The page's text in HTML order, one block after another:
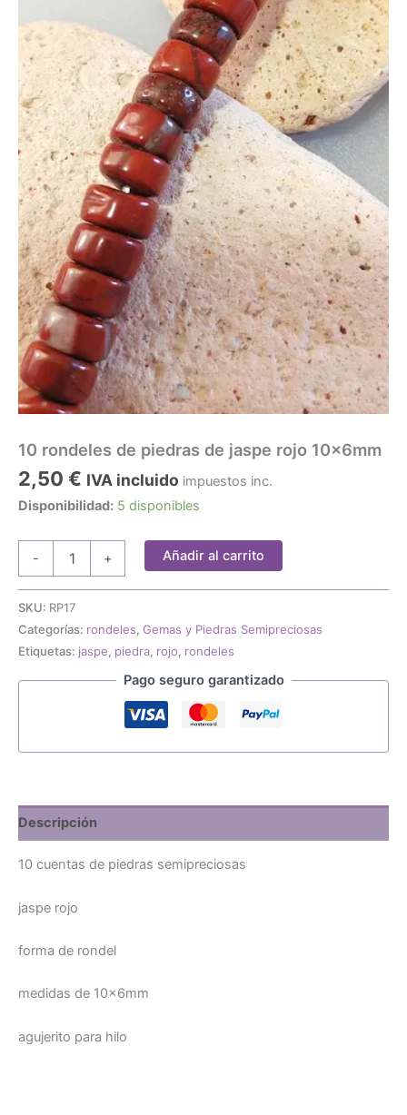
10 rondeles de piedras de jaspe rojo 10x6mm
2,50 € IVA incluido impuestos inc.
Disponibilidad: 5 disponibles
-
piedras
jaspe
rojo
+ Añadir al carrito
SKU: RP17
Categorías: rondeles, Gemas y Piedras Semipreciosas
Etiquetas: jaspe, piedra, rojo, rondeles
Pago seguro garantizado
Descripción
10 cuentas de piedras semipreciosas
jaspe rojo
forma de rondel
medidas de 10x6mm
agujerito para hilo